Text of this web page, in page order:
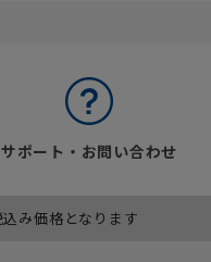
サポート・お問い合わせ
み価格となります